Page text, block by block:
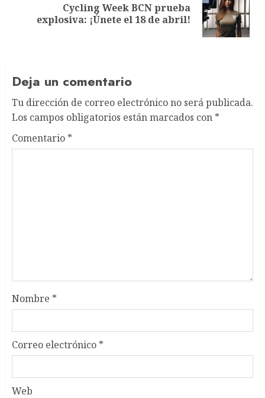
post:
Cycling Week BCN prueba
explosiva: ¡Únete el 18 de abril!
Deja un comentario
Tu dirección de correo electrónico no será publicada.
Los campos obligatorios están marcados con *
Comentario *
Nombre *
Correo electrónico *
Web